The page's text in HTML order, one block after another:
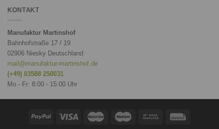
KONTAKT
Manufaktur Martinshof
Bahnhofstraße 17 / 19
02906 Niesky Deutschland
mail@manufaktur-martinshof.de
(+49) 03588 250031
Mo - Fr: 8:00 - 15:00 Uhr